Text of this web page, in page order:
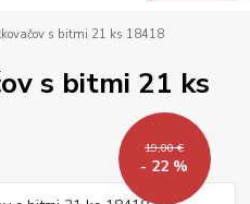
s bitmi 21 ks 18418
s bitmi 21 ks
19,00 €
- 22 %